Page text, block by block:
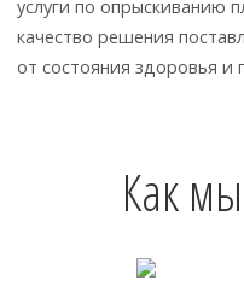
услуги по опрыскиванию
качество решения
от состояния здоровья и
Как